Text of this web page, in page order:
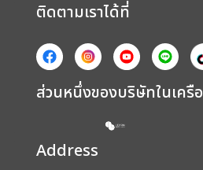
ติดตามเราได้ที่
ส่วนหนึ่งของบริษัทในเครือ
Address